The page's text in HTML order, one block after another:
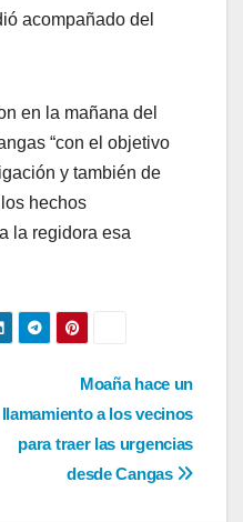
acompañado del
en la mañana del
“con el objetivo
y también de
hechos
la regidora esa
Moaña hace un
llamamiento a los vecinos
para traer las urgencias
desde Cangas